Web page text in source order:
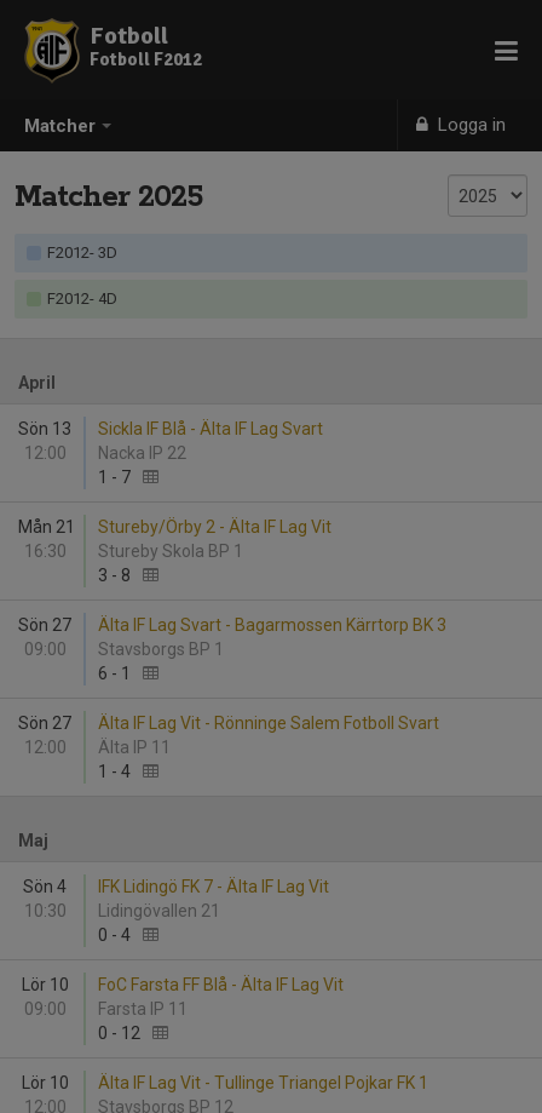
Matcher Logga in
Fotboll
Fotboll F2012
Matcher 2025
F2012- 3D
F2012- 4D
April
Sön 13
12:00
Sickla IF Blå - Älta IF Lag Svart
Nacka IP 22
1 - 7
Mån 21
16:30
Stureby/Örby 2 - Älta IF Lag Vit
Stureby Skola BP 1
3 - 8
Sön 27
09:00
Älta IF Lag Svart - Bagarmossen Kärrtorp BK 3
Stavsborgs BP 1
6 - 1
Sön 27
12:00
Älta IF Lag Vit - Rönninge Salem Fotboll Svart
Älta IP 11
1 - 4
Maj
Sön 4
10:30
IFK Lidingö FK 7 - Älta IF Lag Vit
Lidingövallen 21
0 - 4
Lör 10
09:00
FoC Farsta FF Blå - Älta IF Lag Vit
Farsta IP 11
0 - 12
Lör 10
12:00
Älta IF Lag Vit - Tullinge Triangel Pojkar FK 1
Stavsborgs BP 12